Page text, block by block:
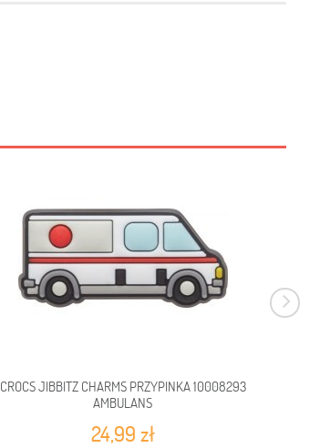
CROCS JIBBITZ CHARMS PRZYPINKA 10008293
AMBULANS
24,99 zł